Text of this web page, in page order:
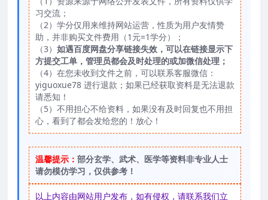
习交流；
（2）学分仅用来维持网站运营，性质为用户友情赞
助，并非购买文件费用（1元=1学分）；
（3） 如遇百度网盘分享链接失效，可以在链接显示下
方提交工单，管理员都会及时处理的或加微信处理；
（4）在您未收到文件之前，可以联系客服微信：
yiguoxue78 进行退款；如果已经获取资料是无法退款
请悉知！
（5）不用担心不给资料，如果没有及时回复也不用担
心，看到了都会发给您的！放心！
温馨提示： 部分玄学、武术、医学等资料非专业人士
请勿模仿学习，仅供参考！
以上内容由网站用户发布，如有侵权，请联系我们立